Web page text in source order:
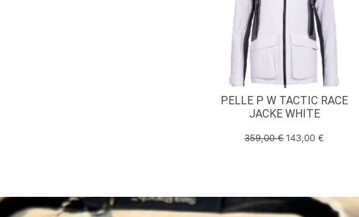
PELLE P W TACTIC RACE
JACKE WHITE
359,00€143,00€